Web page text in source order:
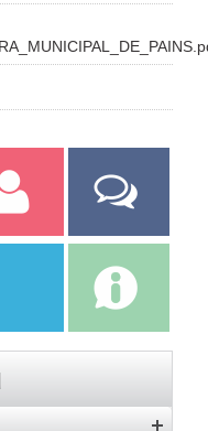
Fale Com a
Prefeitura